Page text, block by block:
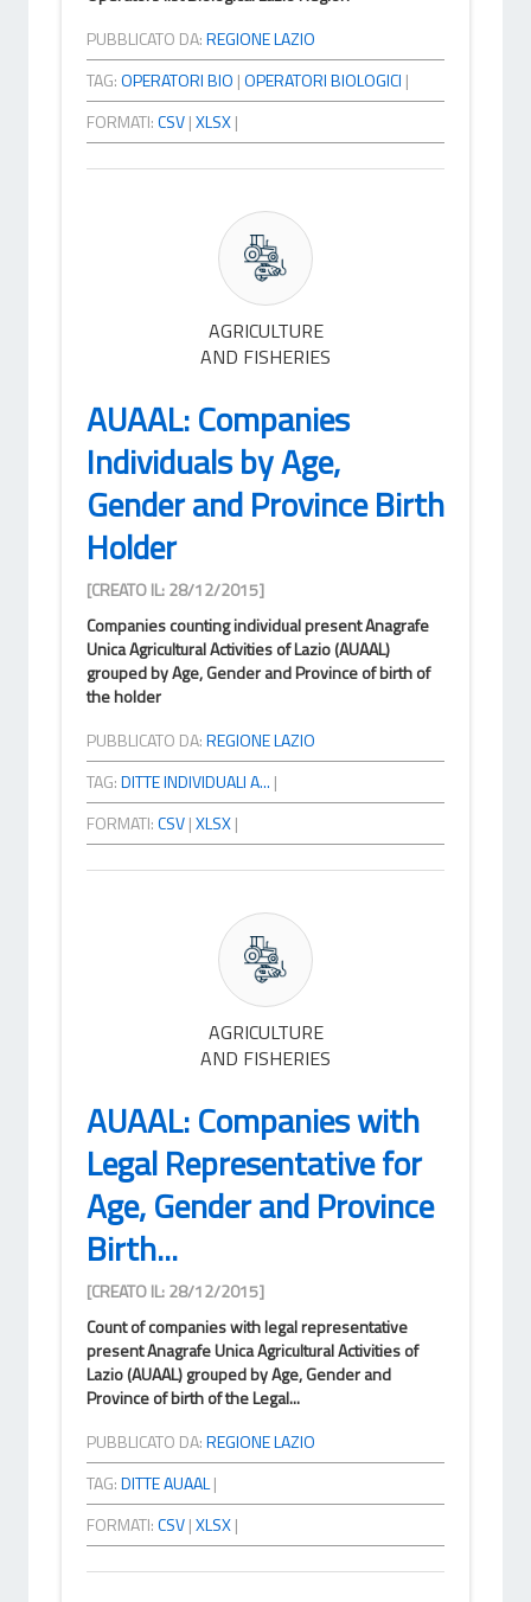
PUBBLICATO DA:REGIONE LAZIO
TAG:OPERATORI BIO |OPERATORI BIOLOGICI |
FORMATI:CSV|XLSX|
AGRICULTURE
AND FISHERIES
AUAAL: Companies
Individuals by Age,
Gender and Province Birth
Holder
[CREATO IL: 28/12/2015]
Companies counting individual present Anagrafe
Unica Agricultural Activities of Lazio (AUAAL)
grouped by Age, Gender and Province of birth of
the holder
PUBBLICATO DA:REGIONE LAZIO
TAG:DITTE INDIVIDUALI A... |
FORMATI:CSV|XLSX|
AGRICULTURE
AND FISHERIES
AUAAL: Companies with
Legal Representative for
Age, Gender and Province
Birth...
[CREATO IL: 28/12/2015]
Count of companies with legal representative
present Anagrafe Unica Agricultural Activities of
Lazio (AUAAL) grouped by Age, Gender and
Province of birth of the Legal...
PUBBLICATO DA:REGIONE LAZIO
TAG:DITTE AUAAL|
FORMATI:CSV|XLSX|